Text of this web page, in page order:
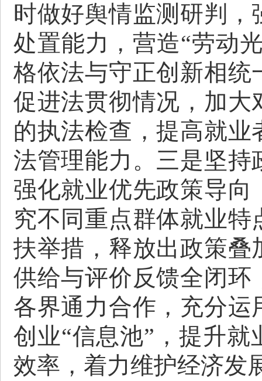
时做好舆情监测研判
处置能力，营造“劳动
格依法与守正创新相统
促进法贯彻情况，加大
的执法检查，提高就
法管理能力。 三是坚持
强化就业优先政策导
究不同重点群体就业
扶举措，释放出政策叠
供给与评价反馈全闭环
各界通力合作，充分
创业“信息池”，提升
效率，着力维护经济发